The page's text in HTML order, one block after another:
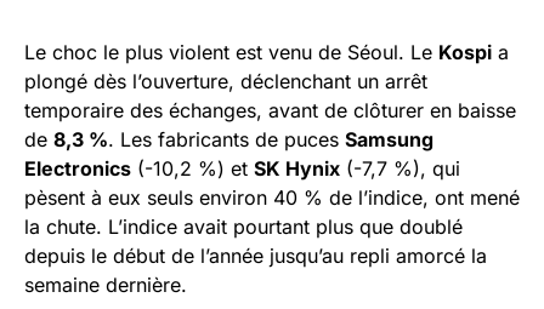
Le choc le plus violent est venu de Séoul. Le Kospi a
plongé dès l’ouverture, déclenchant un arrêt
temporaire des échanges, avant de clôturer en baisse
de 8,3 %. Les fabricants de puces Samsung
Electronics (-10,2 %) et SK Hynix (-7,7 %), qui
pèsent à eux seuls environ 40 % de l’indice, ont mené
la chute. L’indice avait pourtant plus que doublé
depuis le début de l’année jusqu’au repli amorcé la
semaine dernière.